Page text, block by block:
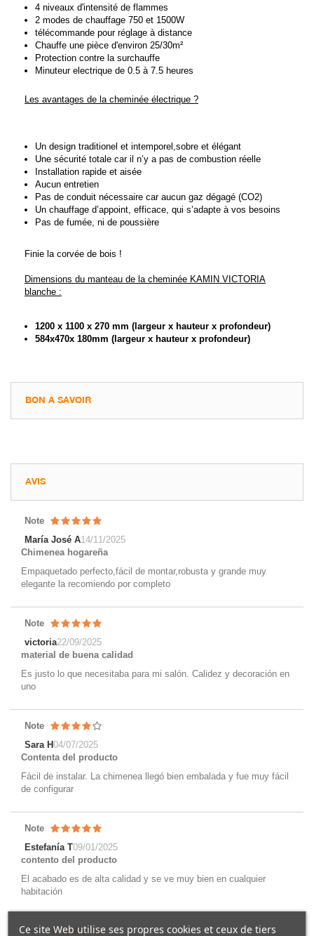
4 niveaux d'intensité de flammes
2 modes de chauffage 750 et 1500W
télécommande pour réglage à distance
Chauffe une pièce d'environ 25/30m²
Protection contre la surchauffe
Minuteur electrique de 0.5 à 7.5 heures
Les avantages de la cheminée électrique ?
Un design traditionel et intemporel,sobre et élégant
Une sécurité totale car il n’y a pas de combustion réelle
Installation rapide et aisée
Aucun entretien
Pas de conduit nécessaire car aucun gaz dégagé (CO2)
Un chauffage d’appoint, efficace, qui s’adapte à vos besoins
Pas de fumée, ni de poussière
Finie la corvée de bois !
Dimensions du manteau de la cheminée KAMIN VICTORIA
blanche :
1200 x 1100 x 270 mm (largeur x hauteur x profondeur)
584x470x 180mm (largeur x hauteur x profondeur)
BON À SAVOIR
AVIS
Note
María José A14/11/2025
Chimenea hogareña
Empaquetado perfecto,fácil de montar,robusta y grande muy
elegante la recomiendo por completo
Note
victoria22/09/2025
material de buena calidad
Es justo lo que necesitaba para mi salón. Calidez y decoración en
uno
Note
Sara H04/07/2025
Contenta del producto
Fácil de instalar. La chimenea llegó bien embalada y fue muy fácil
de configurar
Note
Estefanía T09/01/2025
contento del producto
El acabado es de alta calidad y se ve muy bien en cualquier
habitación
Note
Ce site Web utilise ses propres cookies et ceux de tiers